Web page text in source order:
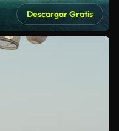
Descargar Gratis